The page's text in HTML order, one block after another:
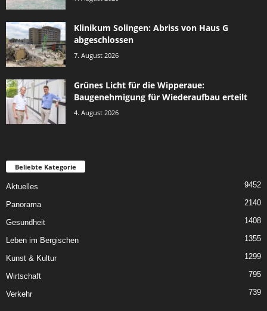
Klinikum Solingen: Abriss von Haus G
abgeschlossen
7. August 2026
Grünes Licht für die Wipperaue:
Baugenehmigung für Wiederaufbau erteilt
4. August 2026
Beliebte Kategorie
Aktuelles 9452
Panorama 2140
Gesundheit 1408
Leben im Bergischen 1355
Kunst & Kultur 1299
Wirtschaft 795
Verkehr 739